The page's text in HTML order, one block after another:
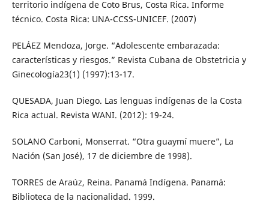
territorio indígena de Coto Brus, Costa Rica. Informe
técnico. Costa Rica: UNA-CCSS-UNICEF. (2007)
PELÁEZ Mendoza, Jorge. “Adolescente embarazada:
características y riesgos.” Revista Cubana de Obstetricia y
Ginecología23(1) (1997):13-17.
QUESADA, Juan Diego. Las lenguas indígenas de la Costa
Rica actual. Revista WANI. (2012): 19-24.
SOLANO Carboni, Monserrat. “Otra guaymí muere”, La
Nación (San José), 17 de diciembre de 1998).
TORRES de Araúz, Reina. Panamá Indígena. Panamá:
Biblioteca de la nacionalidad. 1999.